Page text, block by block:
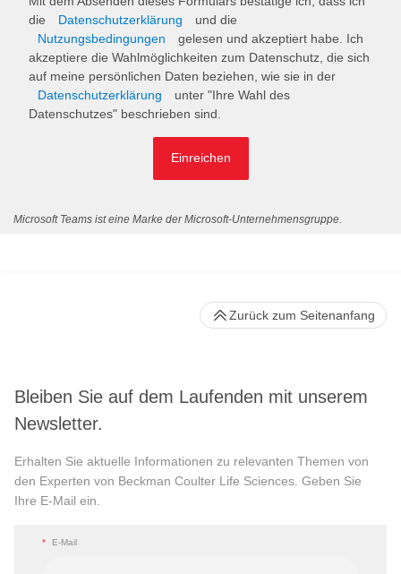
die
Datenschutzerklärung
und die
Nutzungsbedingungen
gelesen und akzeptiert habe. Ich
akzeptiere die Wahlmöglichkeiten zum Datenschutz, die sich
auf meine persönlichen Daten beziehen, wie sie in der
Datenschutzerklärung
unter "Ihre Wahl des
Datenschutzes" beschrieben sind.
Einreichen
Microsoft Teams ist eine Marke der Microsoft-Unternehmensgruppe.
Bleiben Sie auf dem Laufenden mit unserem
Newsletter.
Erhalten Sie aktuelle Informationen zu relevanten Themen von
den Experten von Beckman Coulter Life Sciences. Geben Sie
Ihre E-Mail ein.
* E-Mail
Zurück zum Seitenanfang